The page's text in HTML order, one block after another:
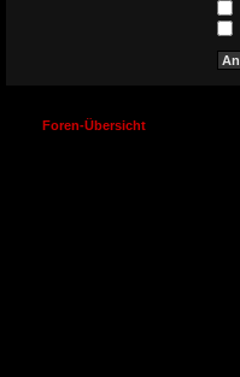
Foren-Übersicht